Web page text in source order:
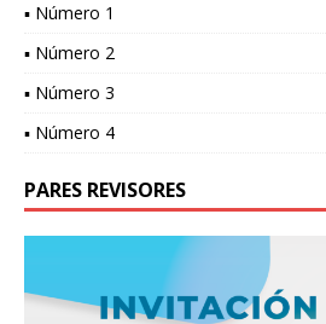
▪ Número 1
▪ Número 2
▪ Número 3
▪ Número 4
PARES REVISORES